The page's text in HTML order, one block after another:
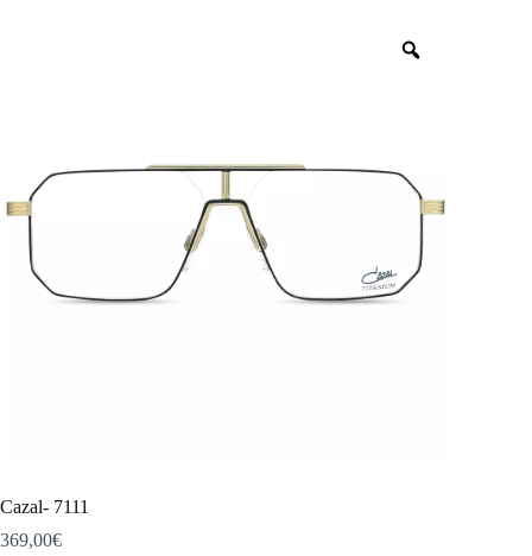
Cazal- 7111
369,00€